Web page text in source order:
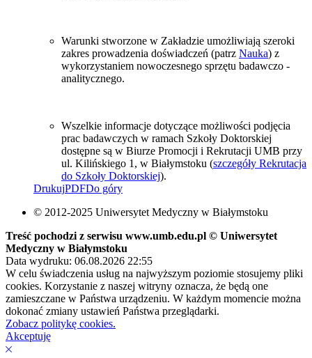
Warunki stworzone w Zakładzie umożliwiają szeroki
zakres prowadzenia doświadczeń (patrz Nauka) z
wykorzystaniem nowoczesnego sprzętu badawczo -
analitycznego.
Wszelkie informacje dotyczące możliwości podjęcia
prac badawczych w ramach Szkoły Doktorskiej
dostępne są w Biurze Promocji i Rekrutacji UMB przy
ul. Kilińskiego 1, w Białymstoku (szczegóły Rekrutacja
do Szkoły Doktorskiej).
DrukujPDFDo góry
© 2012-2025 Uniwersytet Medyczny w Białymstoku
Treść pochodzi z serwisu www.umb.edu.pl © Uniwersytet
Medyczny w Białymstoku
Data wydruku: 06.08.2026 22:55
W celu świadczenia usług na najwyższym poziomie stosujemy pliki
cookies. Korzystanie z naszej witryny oznacza, że będą one
zamieszczane w Państwa urządzeniu. W każdym momencie można
dokonać zmiany ustawień Państwa przeglądarki.
Zobacz politykę cookies.
Akceptuję